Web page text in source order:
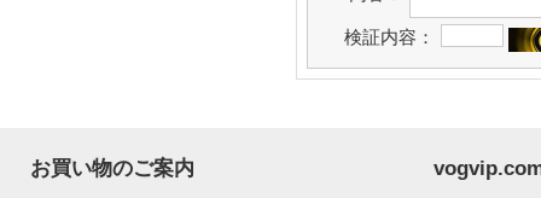
検証内容：
お買い物のご案内